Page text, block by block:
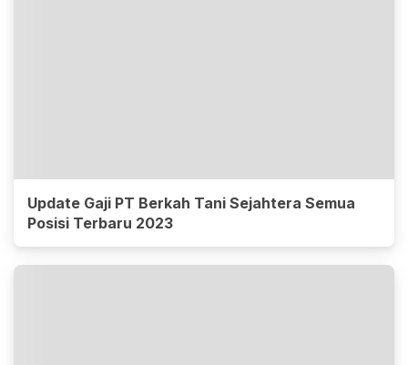
Update Gaji PT Berkah Tani Sejahtera Semua
Posisi Terbaru 2023